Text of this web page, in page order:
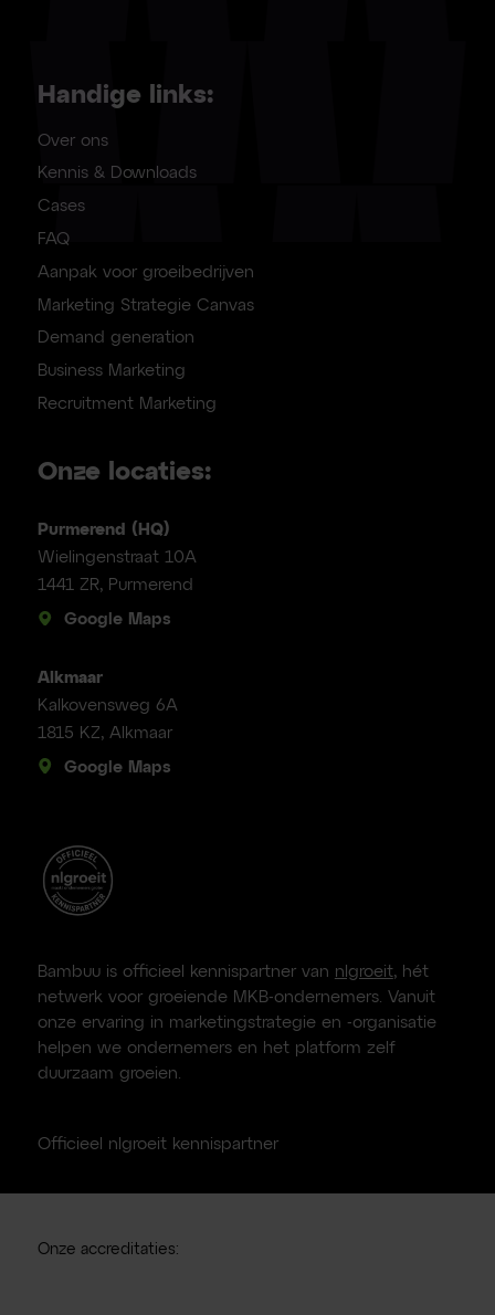
Handige links:
Over ons
Kennis & Downloads
Cases
FAQ
Aanpak voor groeibedrijven
Marketing Strategie Canvas
Demand generation
Business Marketing
Recruitment Marketing
Onze locaties:
Purmerend (HQ)
Wielingenstraat 10A
1441 ZR, Purmerend
Google Maps
Alkmaar
Kalkovensweg 6A
1815 KZ, Alkmaar
Google Maps
Bambuu is officieel kennispartner van nlgroeit, hét
netwerk voor groeiende MKB-ondernemers. Vanuit
onze ervaring in marketingstrategie en -organisatie
helpen we ondernemers en het platform zelf
duurzaam groeien.
Officieel nlgroeit kennispartner
Onze accreditaties: